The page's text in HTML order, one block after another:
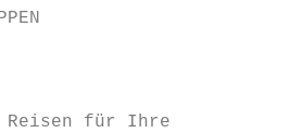
Reisen für Ihre